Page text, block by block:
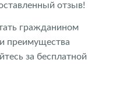
отзыв!
гражданином
преимущества
за бесплатной